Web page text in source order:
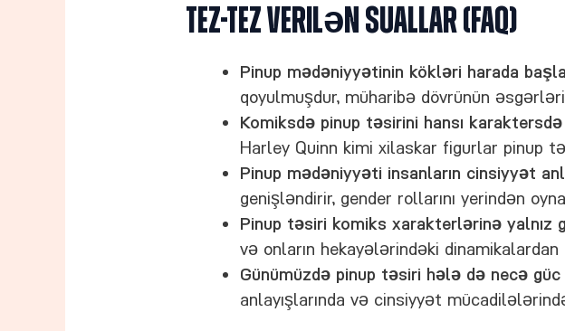
Tez-tez Verilən Suallar (FAQ)
Pinup mədəniyyətinin kökləri harada
qoyulmuşdur, müharibə dövrünün əsgərləri
Komiksdə pinup təsirini hansı
Harley Quinn kimi xilaskar figurlar pinup
Pinup mədəniyyəti insanların cinsiyyət
genişləndirir, gender rollarını yerindən
Pinup təsiri komiks xarakterlərinə yalnız
və onların hekayələrindəki dinamikalardan
Günümüzdə pinup təsiri hələ də necə güc
anlayışlarında və cinsiyyət